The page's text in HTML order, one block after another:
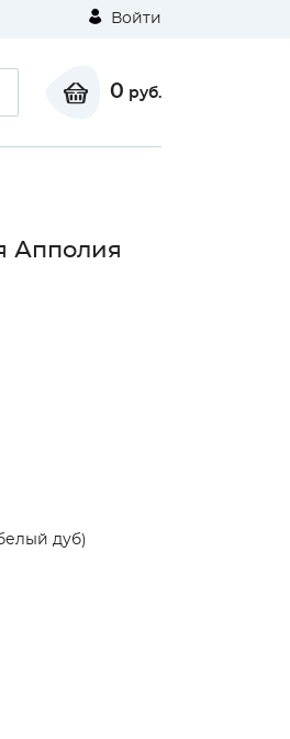
Войти
0 руб.
Апполия
дуб)